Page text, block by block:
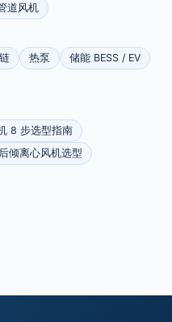
道风机
热泵
储能 BESS / EV
8 步选型指南
倾离心风机选型